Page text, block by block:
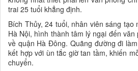
trai 25 tuổi khẳng định.
Bích Thủy, 24 tuổi, nhân viên sáng
Hà Nội, hình thành tâm lý ngại đến
về quận Hà Đông. Quãng đường đi
kết hợp với ùn tắc giờ tan tầm, khiến
chuyển.